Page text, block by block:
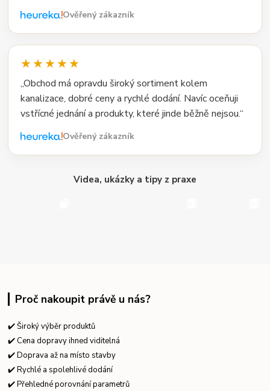
Ověřený zákazník
★★★★★
„Obchod má opravdu široký sortiment kolem
kanalizace, dobré ceny a rychlé dodání. Navíc oceňuji
vstřícné jednání a produkty, které jinde běžně nejsou.“
Ověřený zákazník
Videa, ukázky a tipy z praxe
Proč nakoupit právě u nás?
✔️ Široký výběr produktů
✔️ Cena dopravy ihned viditelná
✔️ Doprava až na místo stavby
✔️ Rychlé a spolehlivé dodání
✔️ Přehledné porovnání parametrů